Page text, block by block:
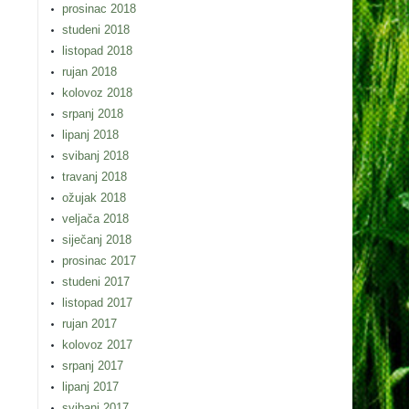
prosinac 2018
studeni 2018
listopad 2018
rujan 2018
kolovoz 2018
srpanj 2018
lipanj 2018
svibanj 2018
travanj 2018
ožujak 2018
veljača 2018
siječanj 2018
prosinac 2017
studeni 2017
listopad 2017
rujan 2017
kolovoz 2017
srpanj 2017
lipanj 2017